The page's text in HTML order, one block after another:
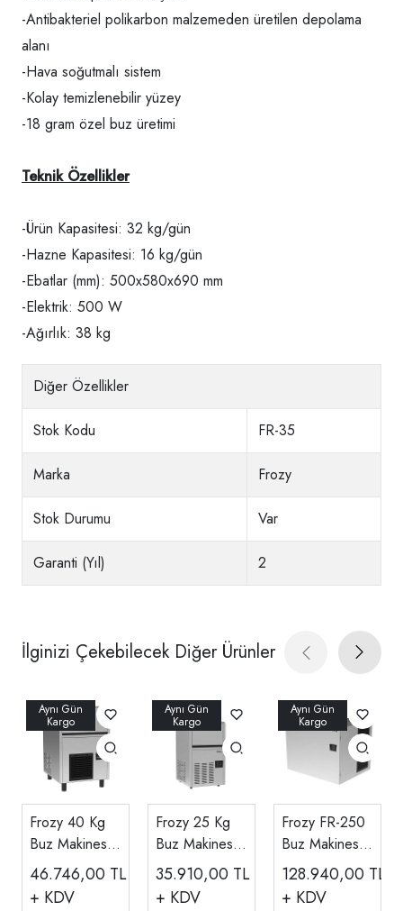
-Antibakteriel polikarbon malzemeden üretilen depolama
alanı
-Hava soğutmalı sistem
-Kolay temizlenebilir yüzey
-18 gram özel buz üretimi
Teknik Özellikler
-Ürün Kapasitesi: 32 kg/gün
-Hazne Kapasitesi: 16 kg/gün
-Ebatlar (mm): 500x580x690 mm
-Elektrik: 500 W
-Ağırlık: 38 kg
Diğer Özellikler
Stok Kodu FR-35
Marka Frozy
Stok Durumu Var
Garanti (Yıl) 2
İlginizi Çekebilecek Diğer Ürünler
Frozy 40 Kg
Buz Makinesi
40 Kg/gün FR-
40
46.746,00 TL
+ KDV
Frozy 25 Kg
Buz Makinesi
22 Kg/gün FR-
25
35.910,00 TL
+ KDV
Frozy FR-250
Buz Makinesi
230 Kg/gün
Kapasiteli
128.940,00 TL
+ KDV